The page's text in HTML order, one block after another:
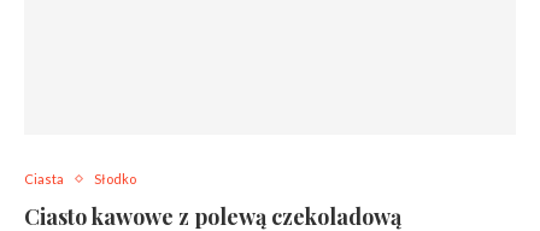
Ciasta Słodko
Ciasto kawowe z polewą czekoladową